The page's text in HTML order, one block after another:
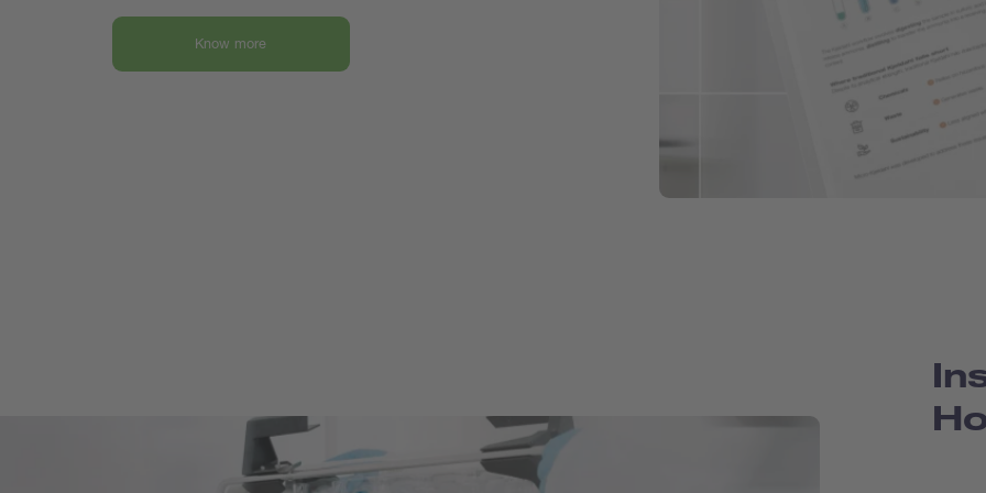
Know more